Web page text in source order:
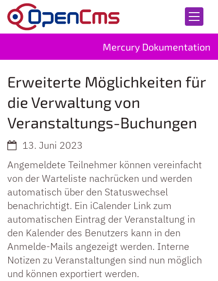
Zum Inhalt springen
Mercury Dokumentation
Erweiterte Möglichkeiten für
die Verwaltung von
Veranstaltungs-Buchungen
13. Juni 2023
Angemeldete Teilnehmer können vereinfacht
von der Warteliste nachrücken und werden
automatisch über den Statuswechsel
benachrichtigt. Ein iCalender Link zum
automatischen Eintrag der Veranstaltung in
den Kalender des Benutzers kann in den
Anmelde-Mails angezeigt werden. Interne
Notizen zu Veranstaltungen sind nun möglich
und können exportiert werden.